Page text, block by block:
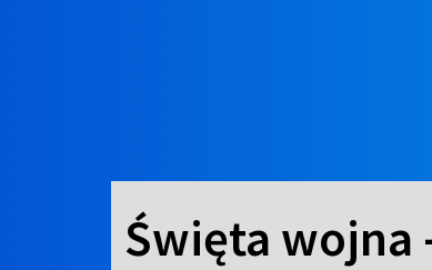
Święta wojna